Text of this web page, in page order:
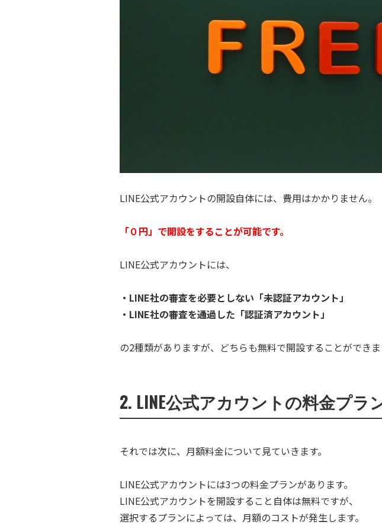
LINE公式アカウントの開設自体には、費用はかかりません。
「０円」で開設をすることが可能です。
LINE公式アカウントには、
・LINE社の審査を必要としない「未認証アカウント」
・LINE社の審査を通過した「認証済アカウント」
の2種類がありますが、どちらも無料で開設することができま
2. LINE公式アカウントの料金プラ
それでは次に、月額料金について見ていきます。
LINE公式アカウントには3つの料金プランがあります。
LINE公式アカウントを開設すること自体は無料ですが、
選択するプランによっては、月額のコストが発生します。